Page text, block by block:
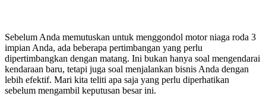
Sebelum Anda memutuskan untuk menggondol motor niaga roda 3
impian Anda, ada beberapa pertimbangan yang perlu
dipertimbangkan dengan matang. Ini bukan hanya soal mengendarai
kendaraan baru, tetapi juga soal menjalankan bisnis Anda dengan
lebih efektif. Mari kita teliti apa saja yang perlu diperhatikan
sebelum mengambil keputusan besar ini.